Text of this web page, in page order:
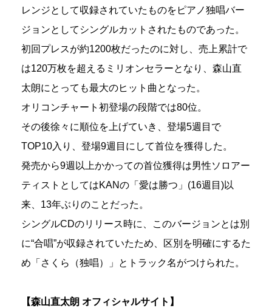
レンジとして収録されていたものをピアノ独唱バー
ジョンとしてシングルカットされたものであった。
初回プレスが約1200枚だったのに対し、売上累計で
は120万枚を超えるミリオンセラーとなり、森山直
太朗にとっても最大のヒット曲となった。
オリコンチャート初登場の段階では80位。
その後徐々に順位を上げていき、登場5週目で
TOP10入り、登場9週目にして首位を獲得した。
発売から9週以上かかっての首位獲得は男性ソロアー
ティストとしてはKANの「愛は勝つ」(16週目)以
来、13年ぶりのことだった。
シングルCDのリリース時に、このバージョンとは別
に“合唱”が収録されていたため、区別を明確にするた
め「さくら（独唱）」とトラック名がつけられた。
【森山直太朗 オフィシャルサイト】